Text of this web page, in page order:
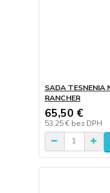
SADA TESNENIA
RANCHER
65,50 €
53,25 € bez DPH